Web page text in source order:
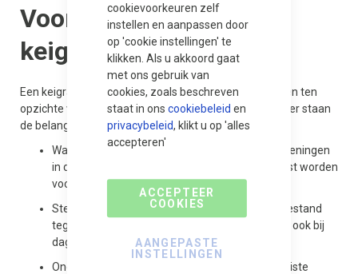
cookievoorkeuren zelf
instellen en aanpassen door
op 'cookie instellingen' te
klikken. Als u akkoord gaat
met ons gebruik van
cookies, zoals beschreven
staat in ons cookiebeleid en
privacybeleid, klikt u op 'alles
accepteren'
ACCEPTEER
COOKIES
AANGEPASTE
INSTELLINGEN
Voordelen van een
keigrassteen
Een keigrassteen heeft meerdere praktische voordelen ten
opzichte van traditionele gesloten bestrating. Hieronder staan
de belangrijkste op een rij:
Waterdoorlatend: regenwater sijpelt door de openingen
in de bodem, waardoor plassen en wateroverlast worden
voorkomen.
Stevig en slijtvast: de betonnen constructie is bestand
tegen de belasting van auto's en zwaar verkeer, ook bij
dagelijks gebruik.
Onderhoudsarm: een correcte aanleg met de juiste